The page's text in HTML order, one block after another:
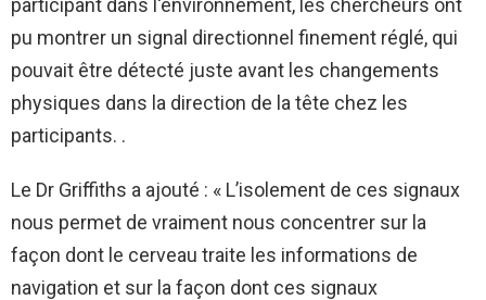
participant dans l'environnement, les chercheurs ont
pu montrer un signal directionnel finement réglé, qui
pouvait être détecté juste avant les changements
physiques dans la direction de la tête chez les
participants. .
Le Dr Griffiths a ajouté : « L’isolement de ces signaux
nous permet de vraiment nous concentrer sur la
façon dont le cerveau traite les informations de
navigation et sur la façon dont ces signaux